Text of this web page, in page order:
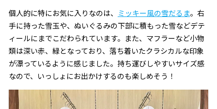
個人的に特にお気に入りなのは、 ミッキー風の雪だるま。右
手に持った雪玉や、ぬいぐるみの下部に積もった雪などデテ
ィールにまでこだわられています。また、マフラーなど小物
類は深い赤、緑となっており、落ち着いたクラシカルな印象
が漂っているように感じました。持ち運びしやすいサイズ感
なので、いっしょにお出かけするのも楽しめそう！